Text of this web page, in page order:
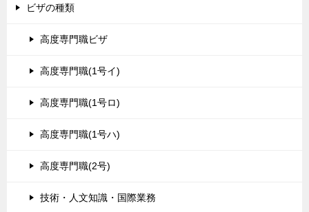
ビザの種類
高度専門職ビザ
高度専門職(1号イ)
高度専門職(1号ロ)
高度専門職(1号ハ)
高度専門職(2号)
技術・人文知識・国際業務